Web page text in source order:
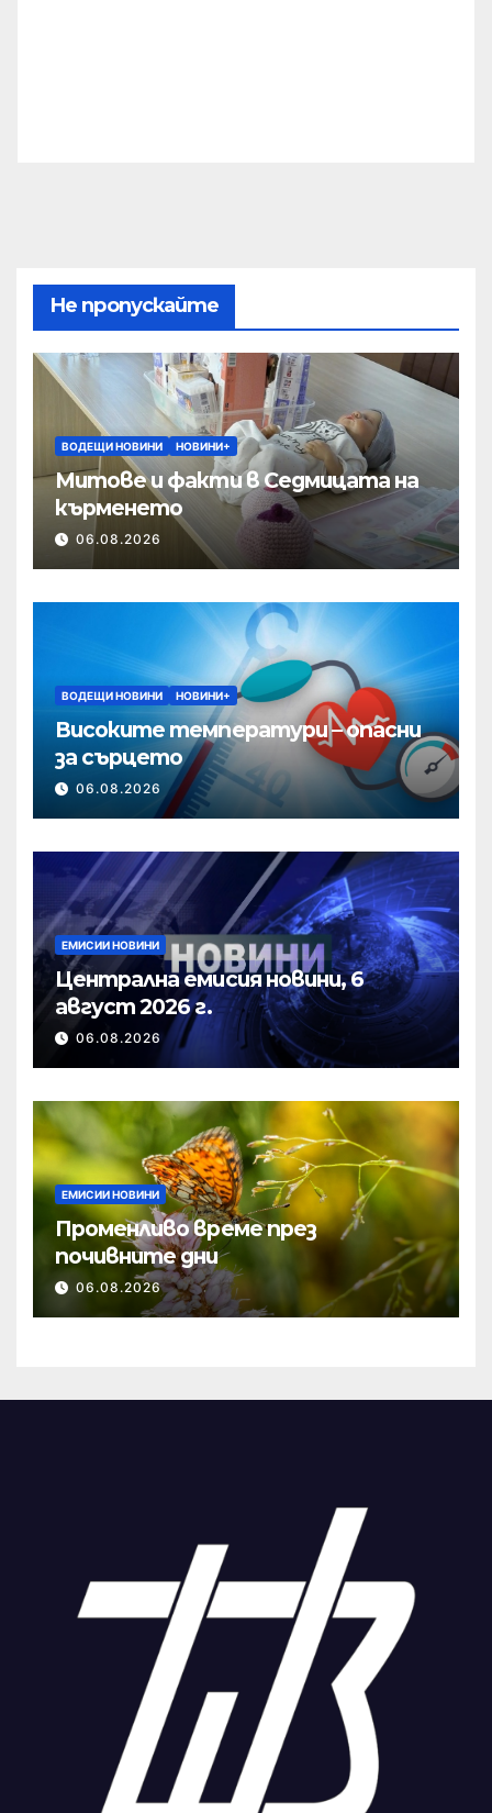
Не пропускайте
ВОДЕЩИ НОВИНИ НОВИНИ+
Митове и факти в Седмицата на
кърменето
06.08.2026
ВОДЕЩИ НОВИНИ НОВИНИ+
Високите температури – опасни
за сърцето
06.08.2026
ЕМИСИИ НОВИНИ
Централна емисия новини, 6
август 2026 г.
06.08.2026
ЕМИСИИ НОВИНИ
Променливо време през
почивните дни
06.08.2026